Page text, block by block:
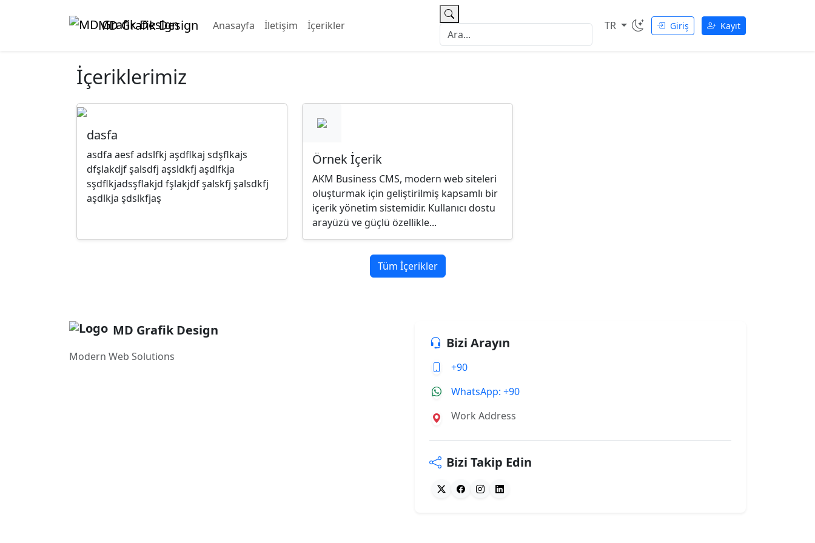
MD Grafik Design Anasayfa İletişim İçerikler TR Giriş Kayıt
İçeriklerimiz
dasfa
asdfa aesf adslfkj aşdflkaj sdşflkajs
dfşlakdjf şalsdfj aşsldkfj aşdlfkja
sşdflkjadsşflakjd fşlakjdf şalskfj şalsdkfj
aşdlkja şdslkfjaş
Örnek İçerik
AKM Business CMS, modern web siteleri
oluşturmak için geliştirilmiş kapsamlı bir
içerik yönetim sistemidir. Kullanıcı dostu
arayüzü ve güçlü özellikle...
Tüm İçerikler
MD Grafik Design
Modern Web Solutions
Bizi Arayın
+90
WhatsApp: +90
Work Address
Bizi Takip Edin